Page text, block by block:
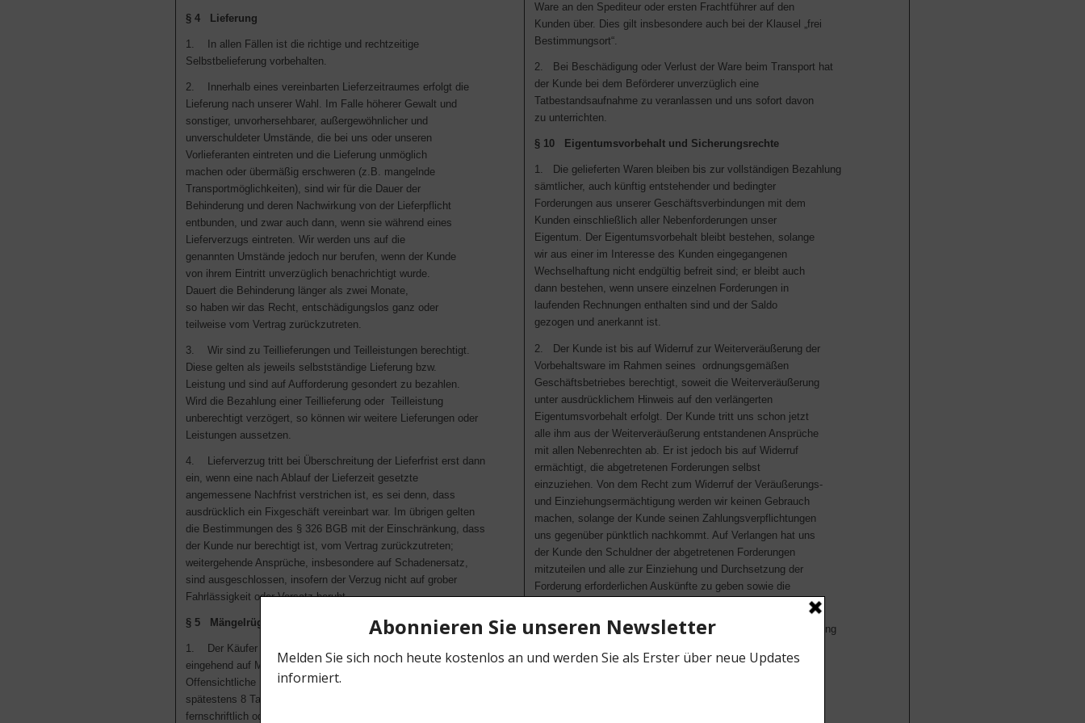
§ 4 Lieferung
1. In allen Fällen ist die richtige und rechtzeitige
Selbstbelieferung vorbehalten.
2. Innerhalb eines vereinbarten Lieferzeitraumes erfolgt die
Lieferung nach unserer Wahl. Im Falle höherer Gewalt und
sonstiger, unvorhersehbarer, außergewöhnlicher und
unverschuldeter Umstände, die bei uns oder unseren
Vorlieferanten eintreten und die Lieferung unmöglich
machen oder übermäßig erschweren (z.B. mangelnde
Transportmöglichkeiten), sind wir für die Dauer der
Behinderung und deren Nachwirkung von der Lieferpflicht
entbunden, und zwar auch dann, wenn sie während eines
Lieferverzugs eintreten. Wir werden uns auf die
genannten Umstände jedoch nur berufen, wenn der Kunde
von ihrem Eintritt unverzüglich benachrichtigt wurde.
Dauert die Behinderung länger als zwei Monate,
so haben wir das Recht, entschädigungslos ganz oder
teilweise vom Vertrag zurückzutreten.
3. Wir sind zu Teillieferungen und Teilleistungen berechtigt.
Diese gelten als jeweils selbstständige Lieferung bzw.
Leistung und sind auf Aufforderung gesondert zu bezahlen.
Wird die Bezahlung einer Teillieferung oder Teilleistung
unberechtigt verzögert, so können wir weitere Lieferungen oder
Leistungen aussetzen.
4. Lieferverzug tritt bei Überschreitung der Lieferfrist erst dann
ein, wenn eine nach Ablauf der Lieferzeit gesetzte
angemessene Nachfrist verstrichen ist, es sei denn, dass
ausdrücklich ein Fixgeschäft vereinbart war. Im übrigen gelten
die Bestimmungen des § 326 BGB mit der Einschränkung, dass
der Kunde nur berechtigt ist, vom Vertrag zurückzutreten;
weitergehende Ansprüche, insbesondere auf Schadenersatz,
sind ausgeschlossen, insofern der Verzug nicht auf grober
Fahrlässigkeit oder Vorsatz beruht.
§ 5 Mängelrügen, Gewährleistungen
1. Der Käufer ist verpflichtet, die Ware sofort nach Ablieferung
eingehend auf Mängel, Warenart und Menge zu untersuchen.
Offensichtliche Mängel müssen unverzüglich (regelmäßig
spätestens 8 Tage nach Eintreffen der Ware) schriftlich,
fernschriftlich oder per Telefax gerügt werden. Versteckte
Ware an den Spediteur oder ersten Frachtführer auf den
Kunden über. Dies gilt insbesondere auch bei der Klausel „frei
Bestimmungsort“.
2. Bei Beschädigung oder Verlust der Ware beim Transport hat
der Kunde bei dem Beförderer unverzüglich eine
Tatbestandsaufnahme zu veranlassen und uns sofort davon
zu unterrichten.
§ 10 Eigentumsvorbehalt und Sicherungsrechte
1. Die gelieferten Waren bleiben bis zur vollständigen Bezahlung
sämtlicher, auch künftig entstehender und bedingter
Forderungen aus unserer Geschäftsverbindungen mit dem
Kunden einschließlich aller Nebenforderungen unser
Eigentum. Der Eigentumsvorbehalt bleibt bestehen, solange
wir aus einer im Interesse des Kunden eingegangenen
Wechselhaftung nicht endgültig befreit sind; er bleibt auch
dann bestehen, wenn unsere einzelnen Forderungen in
laufenden Rechnungen enthalten sind und der Saldo
gezogen und anerkannt ist.
2. Der Kunde ist bis auf Widerruf zur Weiterveräußerung der
Vorbehaltsware im Rahmen seines ordnungsgemäßen
Geschäftsbetriebes berechtigt, soweit die Weiterveräußerung
unter ausdrücklichem Hinweis auf den verlängerten
Eigentumsvorbehalt erfolgt. Der Kunde tritt uns schon jetzt
alle ihm aus der Weiterveräußerung entstandenen Ansprüche
mit allen Nebenrechten ab. Er ist jedoch bis auf Widerruf
ermächtigt, die abgetretenen Forderungen selbst
einzuziehen. Von dem Recht zum Widerruf der Veräußerungs-
und Einziehungsermächtigung werden wir keinen Gebrauch
machen, solange der Kunde seinen Zahlungsverpflichtungen
uns gegenüber pünktlich nachkommt. Auf Verlangen hat uns
der Kunde den Schuldner der abgetretenen Forderungen
mitzuteilen und alle zur Einziehung und Durchsetzung der
Forderung erforderlichen Auskünfte zu geben sowie die
3. Mit der Zahlungseinstellung, der Beantragung oder Eröffnung
oder Wechselprotest oder einer erfolgten Pfändung erlischt